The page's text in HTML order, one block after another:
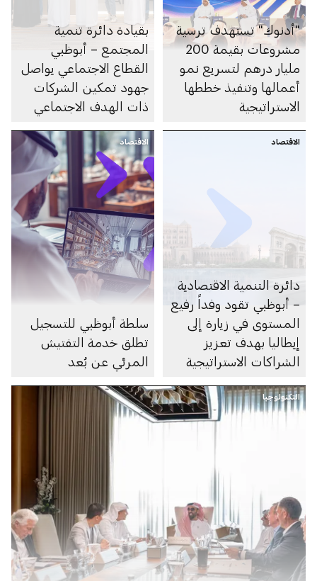
"أدنوك" تستهدف ترسية
مشروعات بقيمة 200
مليار درهم لتسريع نمو
أعمالها وتنفيذ خططها
الاستراتيجية
بقيادة دائرة تنمية
المجتمع – أبوظبي
القطاع الاجتماعي يواصل
جهود تمكين الشركات
ذات الهدف الاجتماعي
لتحقيق الأثر الاجتماعي
المستدام
الاقتصاد
دائرة التنمية الاقتصادية
– أبوظبي تقود وفداً رفيع
المستوى في زيارة إلى
إيطاليا بهدف تعزيز
الشراكات الاستراتيجية
والنمو طويل الأمد
الاقتصاد
سلطة أبوظبي للتسجيل
تطلق خدمة التفتيش
المرئي عن بُعد
التكنولوجيا